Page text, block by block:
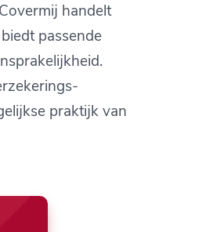
handelt
passende
praktijk van